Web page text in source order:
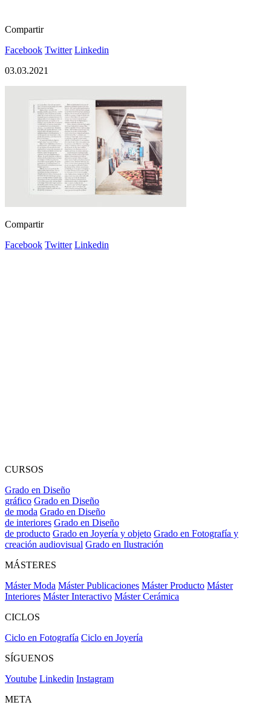
Compartir
Facebook Twitter Linkedin
03.03.2021
Compartir
Facebook Twitter Linkedin
CURSOS
Grado en Diseño
gráfico Grado en Diseño
de moda Grado en Diseño
de interiores Grado en Diseño
de producto Grado en Joyería y objeto Grado en Fotografía y
creación audiovisual Grado en Ilustración
MÁSTERES
Máster Moda Máster Publicaciones Máster Producto Máster
Interiores Máster Interactivo Máster Cerámica
CICLOS
Ciclo en Fotografía Ciclo en Joyería
SÍGUENOS
Youtube Linkedin Instagram
META